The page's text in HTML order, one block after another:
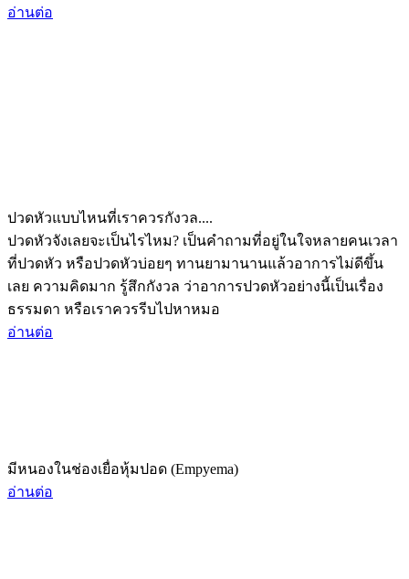
อ่านต่อ
ปวดหัวแบบไหนที่เราควรกังวล....
ปวดหัวจังเลยจะเป็นไรไหม? เป็นคำถามที่อยู่ในใจหลายคนเวลา
ที่ปวดหัว หรือปวดหัวบ่อยๆ ทานยามานานแล้วอาการไม่ดีขึ้น
เลย ความคิดมาก รู้สึกกังวล ว่าอาการปวดหัวอย่างนี้เป็นเรื่อง
ธรรมดา หรือเราควรรีบไปหาหมอ
อ่านต่อ
มีหนองในช่องเยื่อหุ้มปอด (Empyema)
อ่านต่อ